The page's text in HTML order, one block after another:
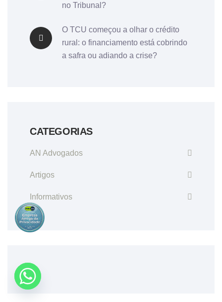
no Tribunal?
O TCU começou a olhar o crédito
rural: o financiamento está cobrindo
a safra ou adiando a crise?
CATEGORIAS
AN Advogados
Artigos
Informativos